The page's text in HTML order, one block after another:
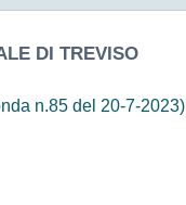
DI TREVISO
n.85 del 20-7-2023)